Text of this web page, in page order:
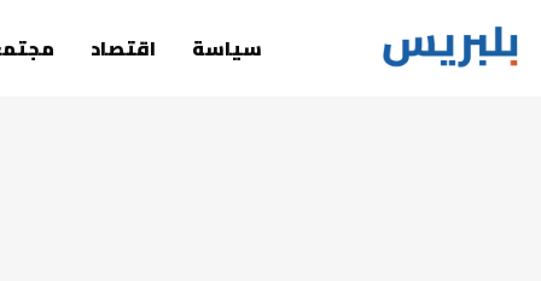
سياسة اقتصاد